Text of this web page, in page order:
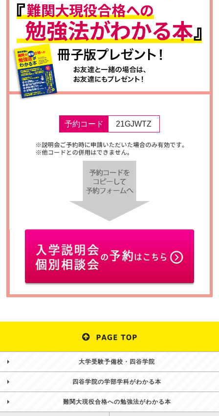
予約コード 21GJWTZ
大学受験予備校・四谷学院
四谷学院の学部学科がわかる本
難関大現役合格への勉強法がわかる本